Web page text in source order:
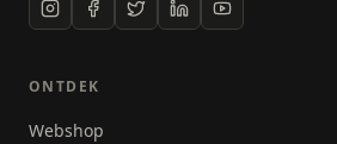
ONTDEK
Webshop